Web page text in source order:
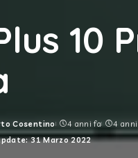
10
Cosentino 4 anni fa 4
31 Marzo 2022